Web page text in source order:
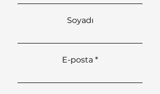
Soyadı
E-posta